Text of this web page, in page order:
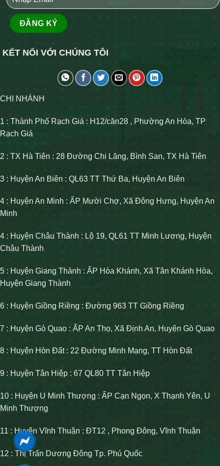
KẾT NỐI VỚI CHÚNG TÔI
CHI NHÁNH
1 : Thành Phố Rạch Giá : H12/căn28 , Phường An Hòa, TP
Rạch Giá
2 : TX Hà Tiên : 28 Đường Chi Lăng, Bình San, TX Hà Tiên
3 : Huyện An Biên : QL63 TT Thứ Ba, Huyện An Biên
4 : Huyện An Minh : ẤP Mười Chợ, Xã Đông Hưng, Huyện An
Minh
4 : Huyện Châu Thành : Lộ 19, QL61 TT Minh Lương, Huyện
Châu Thành
5 : Huyện Giang Thành : ẤP Hòa Khánh, Xã Tân Khánh Hòa,
Huyện Giang Thành
6 : Huyện Giồng Riềng : Đường 963 TT Giồng Riềng
7 : Huyện Gò Quao : ẤP An Thọ, Xã Định An, Huyện Gò Quao
8 : Huyện Hòn Đất : 22 Đường Minh Mạng, TT Hòn Đất
9 : Huyện Tân Hiệp : 67 QL80 TT Tân Hiệp
10 : Huyện U Minh Thượng : ẤP Cạn Ngọn, X Thạnh Yên, U
Minh Thượng
11 : Huyện Vĩnh Thuận : ĐT12 , Phong Đông, Vĩnh Thuận
12 : Thị Trấn Dương Đông Tp. Phú Quốc